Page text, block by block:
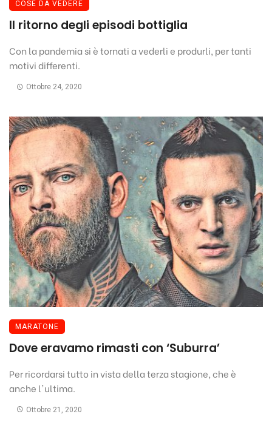
COSE DA VEDERE
Il ritorno degli episodi bottiglia
Con la pandemia si è tornati a vederli e produrli, per tanti
motivi differenti.
Ottobre 24, 2020
MARATONE
Dove eravamo rimasti con ‘Suburra’
Per ricordarsi tutto in vista della terza stagione, che è
anche l'ultima.
Ottobre 21, 2020